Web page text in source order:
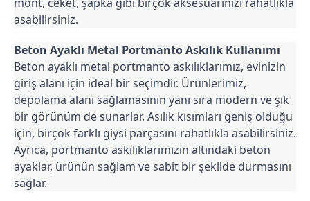
asabilirsiniz.
Beton Ayaklı Metal Portmanto Askılık Kullanımı
Beton ayaklı metal portmanto askılıklarımız, evinizin
giriş alanı için ideal bir seçimdir. Ürünlerimiz,
depolama alanı sağlamasının yanı sıra modern ve şık
bir görünüm de sunarlar. Asılık kısımları geniş olduğu
için, birçok farklı giysi parçasını rahatlıkla asabilirsiniz.
Ayrıca, portmanto askılıklarımızın altındaki beton
ayaklar, ürünün sağlam ve sabit bir şekilde durmasını
sağlar.